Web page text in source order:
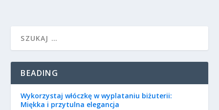
BEADING
Wykorzystaj włóczkę w wyplataniu biżuterii:
Miękka i przytulna elegancja